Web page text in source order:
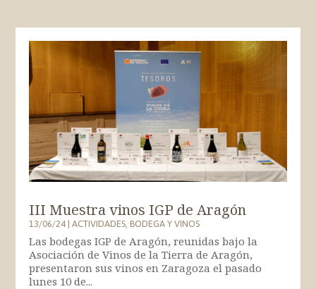
III Muestra vinos IGP de Aragón
13/06/24|ACTIVIDADES,BODEGA Y VINOS
Las bodegas IGP de Aragón, reunidas bajo la
Asociación de Vinos de la Tierra de Aragón,
presentaron sus vinos en Zaragoza el pasado
lunes 10 de...